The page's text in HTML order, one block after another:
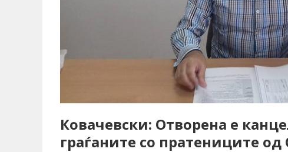
Ковачевски: Отворена е
граѓаните со пратениците